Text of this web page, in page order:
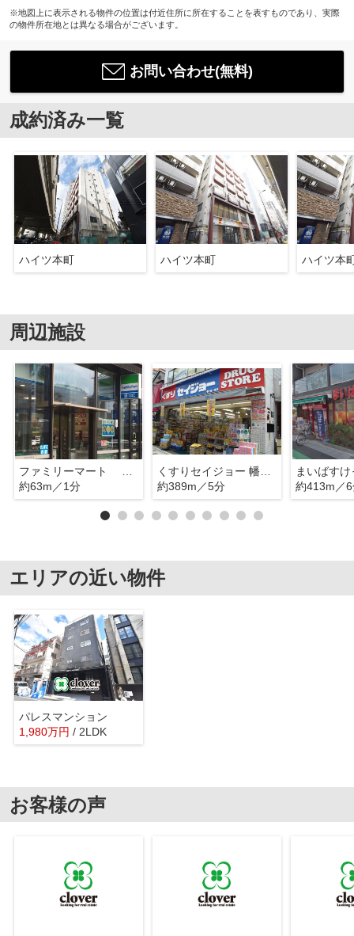
※地図上に表示される物件の位置は付近住所に所在することを表すものであり、実際
の物件所在地とは異なる場合がございます。
お問い合わせ(無料)
成約済み一覧
ハイツ本町 ハイツ本町 ハイツ本
周辺施設
約63m／1分
くすりセイジョー 幡ヶ谷二番店
約389m／5分
約413m／
エリアの近い物件
パレスマンション
1,980万円 / 2LDK
お客様の声